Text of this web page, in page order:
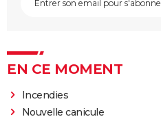
EN CE MOMENT
Incendies
Nouvelle canicule